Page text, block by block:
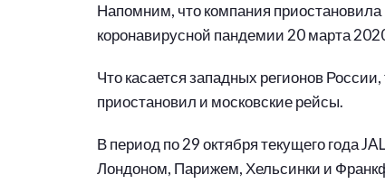
Напомним, что компания
коронавирусной пандемии 20 марта
Что касается западных регионов
приостановил и московские рейсы.
В период по 29 октября текущего года
Лондоном, Парижем, Хельсинки и